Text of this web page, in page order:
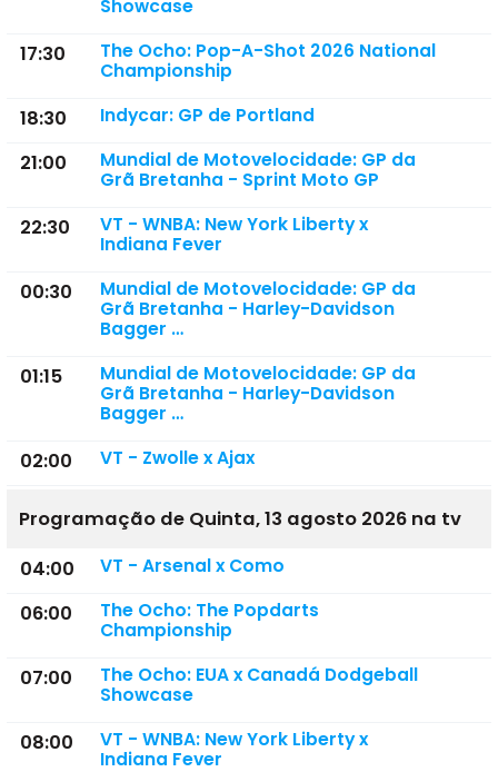
Showcase
17:30
The Ocho: Pop-A-Shot 2026 National
Championship
18:30 Indycar: GP de Portland
21:00
Mundial de Motovelocidade: GP da
Grã Bretanha - Sprint Moto GP
22:30
VT - WNBA: New York Liberty x
Indiana Fever
00:30
Mundial de Motovelocidade: GP da
Grã Bretanha - Harley-Davidson
Bagger …
01:15
Mundial de Motovelocidade: GP da
Grã Bretanha - Harley-Davidson
Bagger …
02:00 VT - Zwolle x Ajax
Programação de Quinta, 13 agosto 2026 na tv
04:00
VT - Arsenal x Como
06:00
The Ocho: The Popdarts
Championship
07:00
The Ocho: EUA x Canadá Dodgeball
Showcase
08:00
VT - WNBA: New York Liberty x
Indiana Fever